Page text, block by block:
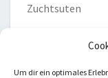
Um dir ein optimales
Zuchtsuten